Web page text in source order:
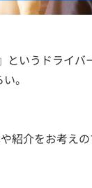
いうドライバ
。
紹介をお考え